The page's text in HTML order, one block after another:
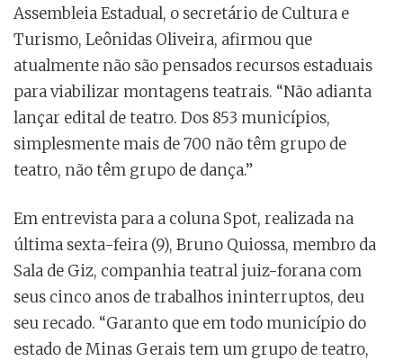
Assembleia Estadual, o secretário de Cultura e
Turismo, Leônidas Oliveira, afirmou que
atualmente não são pensados recursos estaduais
para viabilizar montagens teatrais. “Não adianta
lançar edital de teatro. Dos 853 municípios,
simplesmente mais de 700 não têm grupo de
teatro, não têm grupo de dança.”
Em entrevista para a coluna Spot, realizada na
última sexta-feira (9), Bruno Quiossa, membro da
Sala de Giz, companhia teatral juiz-forana com
seus cinco anos de trabalhos ininterruptos, deu
seu recado. “Garanto que em todo município do
estado de Minas Gerais tem um grupo de teatro,